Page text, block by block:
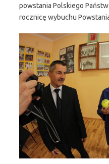
powstania Polskiego
rocznicę wybuchu